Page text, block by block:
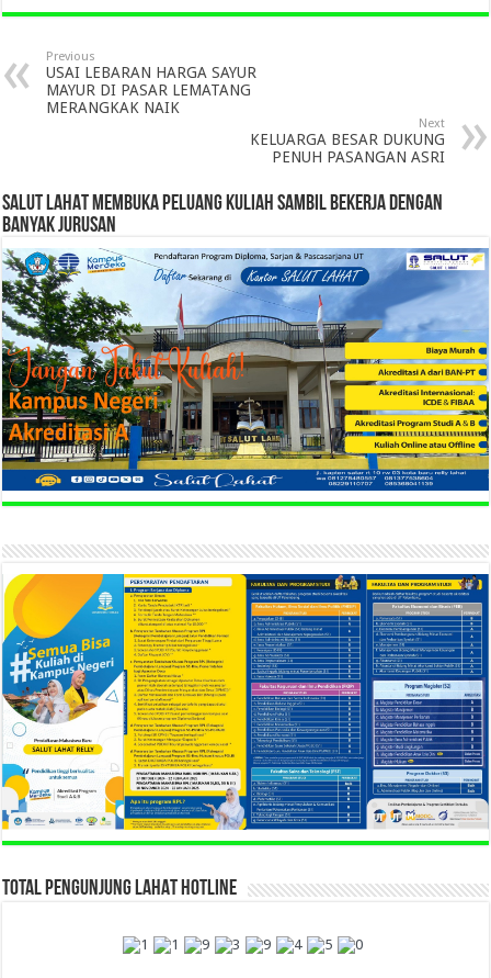
Previous
USAI LEBARAN HARGA SAYUR
MAYUR DI PASAR LEMATANG
MERANGKAK NAIK
Next
KELUARGA BESAR DUKUNG
PENUH PASANGAN ASRI
SALUT LAHAT MEMBUKA PELUANG KULIAH SAMBIL BEKERJA DENGAN
BANYAK JURUSAN
TOTAL PENGUNJUNG LAHAT HOTLINE